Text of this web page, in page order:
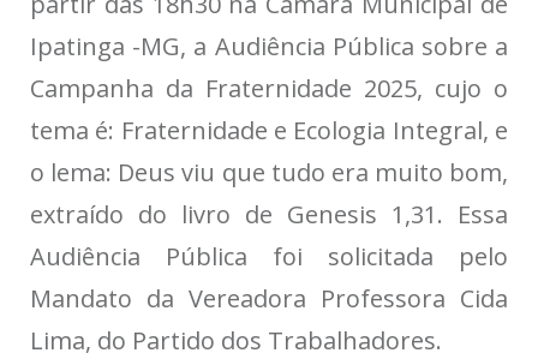
Ipatinga -MG, a Audiência Pública sobre a
Campanha da Fraternidade 2025, cujo o
tema é: Fraternidade e Ecologia Integral, e
o lema: Deus viu que tudo era muito bom,
extraído do livro de Genesis 1,31. Essa
Audiência Pública foi solicitada pelo
Mandato da Vereadora Professora Cida
Lima, do Partido dos Trabalhadores.